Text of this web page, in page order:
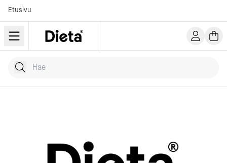
Etusivu
Hae tuotteita
Kirjoita hakusana...